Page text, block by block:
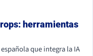
herramientas
que integra la IA